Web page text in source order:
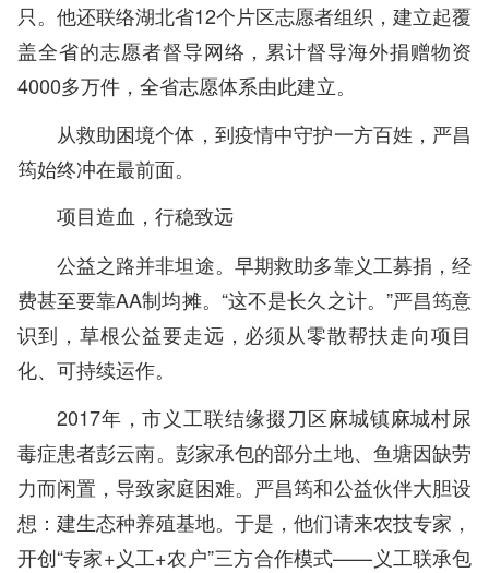
只。他还联络湖北省12个片区志愿者组织，建立起覆
盖全省的志愿者督导网络，累计督导海外捐赠物资
4000多万件，全省志愿体系由此建立。
从救助困境个体，到疫情中守护一方百姓，严昌
筠始终冲在最前面。
项目造血，行稳致远
公益之路并非坦途。早期救助多靠义工募捐，经
费甚至要靠AA制均摊。“这不是长久之计。”严昌筠意
识到，草根公益要走远，必须从零散帮扶走向项目
化、可持续运作。
2017年，市义工联结缘掇刀区麻城镇麻城村尿
毒症患者彭云南。彭家承包的部分土地、鱼塘因缺劳
力而闲置，导致家庭困难。严昌筠和公益伙伴大胆设
想：建生态种养殖基地。于是，他们请来农技专家，
开创“专家+义工+农户”三方合作模式——义工联承包